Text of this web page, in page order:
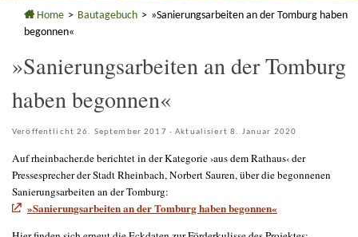
Home > Bautagebuch > »Sanierungsarbeiten an der Tomburg haben
begonnen«
»Sanierungsarbeiten an der Tomburg
haben begonnen«
Veröffentlicht26. September 2017 · Aktualisiert8. Januar 2020
Auf rheinbacher.de berichtet in der Kategorie ›aus dem Rathaus‹ der
Pressesprecher der Stadt Rheinbach, Norbert Sauren, über die begonnenen
Sanierungsarbeiten an der Tomburg:
»Sanierungsarbeiten an der Tomburg haben begonnen«